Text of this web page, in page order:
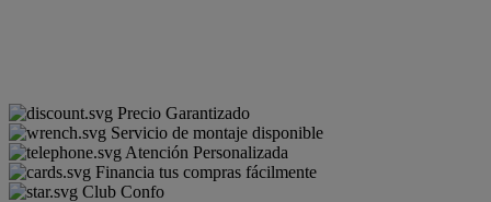
Precio Garantizado
Servicio de montaje disponible
Atención Personalizada
Financia tus compras fácilmente
Club Confo